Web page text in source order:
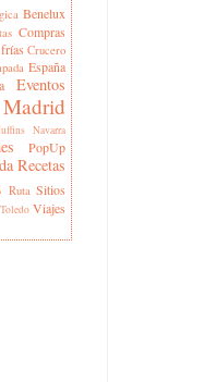
Benelux
Compras
Crucero
España
Eventos
Madrid
Navarra
PopUp
Recetas
Ruta Sitios
Toledo Viajes